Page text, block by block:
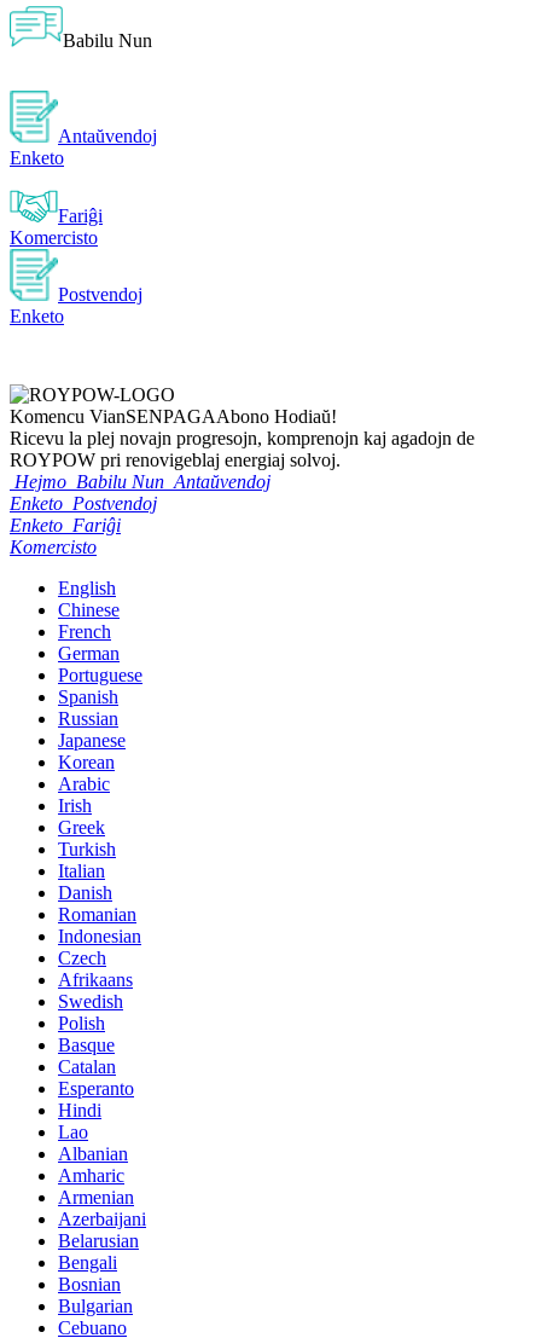
Babilu Nun
Antaŭvendoj
Enketo
Fariĝi
Komercisto
Postvendoj
Enketo
Komencu VianSENPAGAAbono Hodiaŭ!
Ricevu la plej novajn progresojn, komprenojn kaj agadojn de
ROYPOW pri renovigeblaj energiaj solvoj.
Hejmo Babilu Nun Antaŭvendoj
Enketo Postvendoj
Enketo Fariĝi
Komercisto
English
Chinese
French
German
Portuguese
Spanish
Russian
Japanese
Korean
Arabic
Irish
Greek
Turkish
Italian
Danish
Romanian
Indonesian
Czech
Afrikaans
Swedish
Polish
Basque
Catalan
Esperanto
Hindi
Lao
Albanian
Amharic
Armenian
Azerbaijani
Belarusian
Bengali
Bosnian
Bulgarian
Cebuano